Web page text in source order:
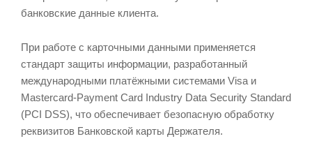
банковские данные клиента.
При работе с карточными данными применяется
стандарт защиты информации, разработанный
международными платёжными системами Visa и
Masterсard-Payment Card Industry Data Security Standard
(PCI DSS), что обеспечивает безопасную обработку
реквизитов Банковской карты Держателя.